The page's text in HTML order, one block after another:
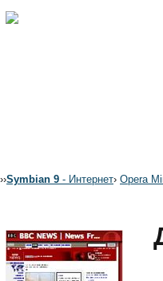
››Symbian 9 - Интернет› Opera